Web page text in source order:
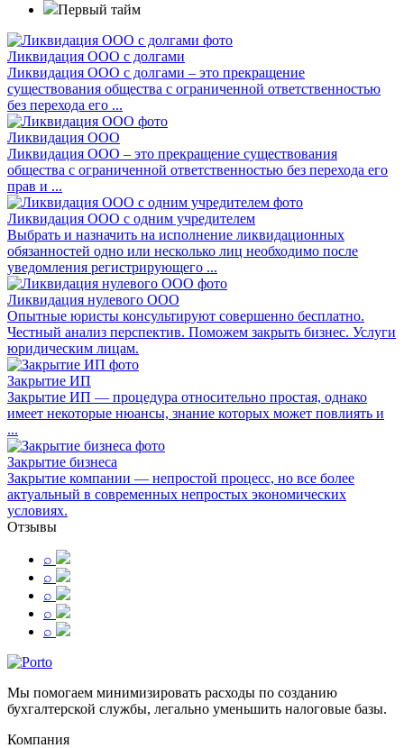
Первый тайм
Ликвидация ООО с долгами
Ликвидация ООО с долгами – это прекращение
существования общества с ограниченной ответственностью
без перехода его ...
Ликвидация ООО
Ликвидация ООО – это прекращение существования
общества с ограниченной ответственностью без перехода его
прав и ...
Ликвидация ООО с одним учредителем
Выбрать и назначить на исполнение ликвидационных
обязанностей одно или несколько лиц необходимо после
уведомления регистрирующего ...
Ликвидация нулевого ООО
Опытные юристы консультируют совершенно бесплатно.
Честный анализ перспектив. Поможем закрыть бизнес. Услуги
юридическим лицам.
Закрытие ИП
Закрытие ИП — процедура относительно простая, однако
имеет некоторые нюансы, знание которых может повлиять и
...
Закрытие бизнеса
Закрытие компании — непростой процесс, но все более
актуальный в современных непростых экономических
условиях.
Отзывы
⌕
⌕
⌕
⌕
⌕
Мы помогаем минимизировать расходы по созданию
бухгалтерской службы, легально уменьшить налоговые базы.
Компания